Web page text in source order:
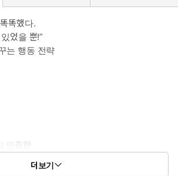
똑했다.
었을 뿐!”
는 행동 전략
인증한
는 행동 전략
가다듬는 실용적·과학적 실천 가이드
더보기